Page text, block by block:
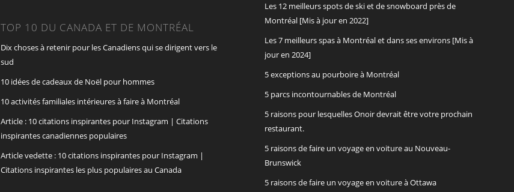
TOP 10 DU CANADA ET DE MONTRÉAL
Dix choses à retenir pour les Canadiens qui se dirigent vers le
sud
10 idées de cadeaux de Noël pour hommes
10 activités familiales intérieures à faire à Montréal
Article : 10 citations inspirantes pour Instagram | Citations
inspirantes canadiennes populaires
Article vedette : 10 citations inspirantes pour Instagram |
Citations inspirantes les plus populaires au Canada
Les 12 meilleurs spots de ski et de snowboard près de
Montréal [Mis à jour en 2022]
Les 7 meilleurs spas à Montréal et dans ses environs [Mis à
jour en 2024]
5 exceptions au pourboire à Montréal
5 parcs incontournables de Montréal
5 raisons pour lesquelles Onoir devrait être votre prochain
restaurant.
5 raisons de faire un voyage en voiture au Nouveau-
Brunswick
5 raisons de faire un voyage en voiture à Ottawa